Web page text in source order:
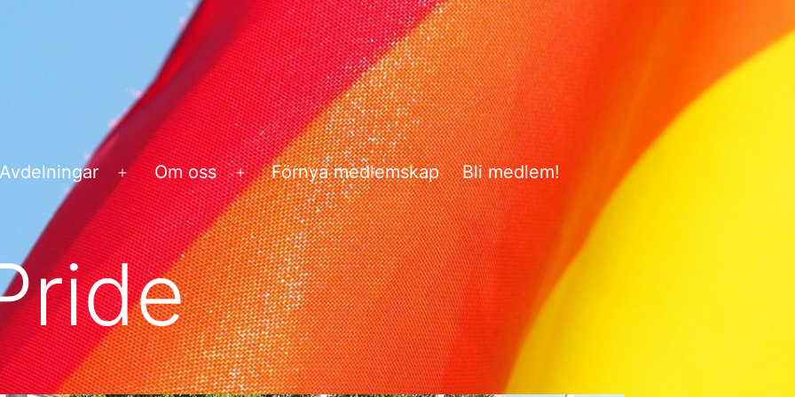
Avdelningar
Öppna
meny
Om oss
Öppna
meny
Förnya medlemskap Bli medlem!